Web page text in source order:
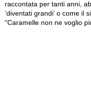
raccontata per tanti anni,
‘diventati grandi’ o come
"Caramelle non ne voglio